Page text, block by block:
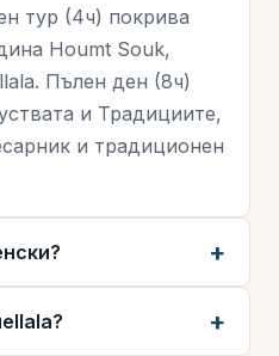
тур (4ч) покрива
Houmt Souk,
Пълен ден (8ч)
и Традициите,
и традиционен